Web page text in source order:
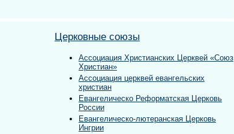
Церковные союзы
Ассоциация Христианских Церквей «Союз
Христиан»
Ассоциация церквей евангельских
христиан
Евангелическо Реформатская Церковь
России
Евангелическо-лютеранская Церковь
Ингрии